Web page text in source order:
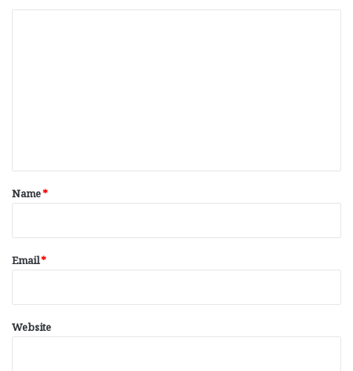
*
Name*
Email*
Website